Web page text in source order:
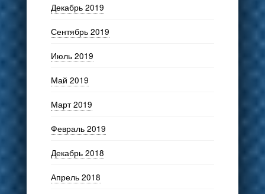
Декабрь 2019
Сентябрь 2019
Июль 2019
Май 2019
Март 2019
Февраль 2019
Декабрь 2018
Апрель 2018